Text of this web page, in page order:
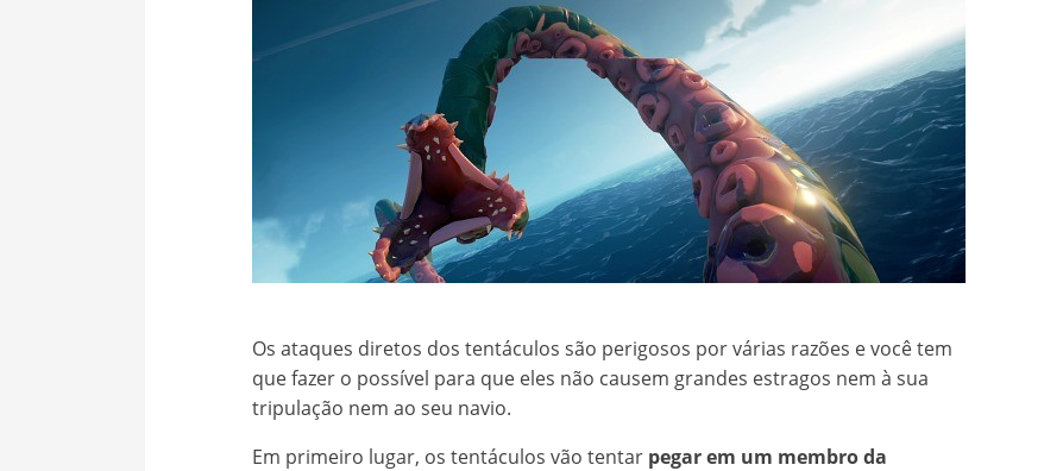
Os ataques diretos dos tentáculos são perigosos por várias razões e você tem
que fazer o possível para que eles não causem grandes estragos nem à sua
tripulação nem ao seu navio.
Em primeiro lugar, os tentáculos vão tentar pegar em um membro da